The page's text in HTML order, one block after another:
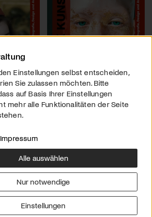
Downloads
Werben
Impressum
Einstellungen selbst entscheiden,
Sie zulassen möchten. Bitte
auf Basis Ihrer Einstellungen
mehr alle Funktionalitäten der Seite
Impressum
Alle auswählen
Nur notwendige
Einstellungen